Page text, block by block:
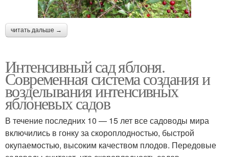
читать дальше →
Интенсивный сад яблоня.
Современная система создания и
возделывания интенсивных
яблоневых садов
В течение последних 10 — 15 лет все садоводы мира
включились в гонку за скороплодностью, быстрой
окупаемостью, высоким качеством плодов. Передовые